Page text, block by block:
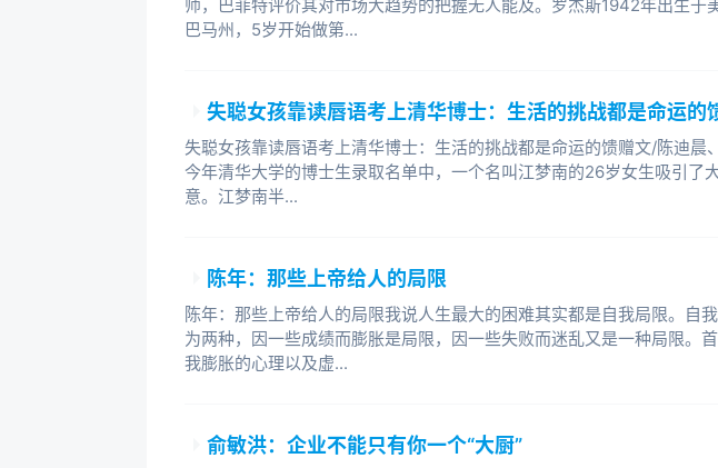
拉中国区总裁陈永正空降微软。他随后重新设置微软中国区的
大块的“蛋糕”圈到他的直接管理之下。媒体开始变得无比热闹
自己的未来，我只能闭口不谈。在承受着巨大心理压力的同时
变现状，重新找回激情？
1994年底，我狠下心放弃了自己一手在洛杉矶创办的3家
然后告诉我根本不可能。此后我第一次目睹盖茨本人，是在一
工大会上，我坐在上万名同事之中，从几百米之外远远看见了
难的转型期，作为一个新人，我在工作上没一样比得过我的同
办公室里苦读Windows的技术书籍，同时近乎绝望地想着：在
1984年，大四时的我为了获取公派留学的资格，毅然换专
师，巴菲特评价其对市场大趋势的把握无人能及。罗杰斯1942年出生于
巴马州，5岁开始做第...
失聪女孩靠读唇语考上清华博士：生活的挑战都是命运的
失聪女孩靠读唇语考上清华博士：生活的挑战都是命运的馈赠文/陈迪晨
今年清华大学的博士生录取名单中，一个名叫江梦南的26岁女生吸引了
意。江梦南半...
陈年：那些上帝给人的局限
陈年：那些上帝给人的局限我说人生最大的困难其实都是自我局限。自
为两种，因一些成绩而膨胀是局限，因一些失败而迷乱又是一种局限。
我膨胀的心理以及虚...
俞敏洪：企业不能只有你一个“大厨”